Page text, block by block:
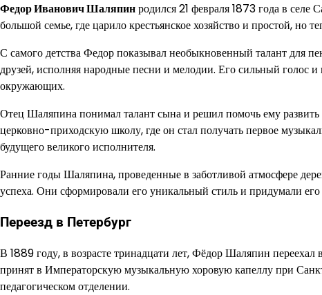
Федор Иванович Шаляпинродился 21 февраля 1873 года в
большой семье, где царило крестьянское хозяйство и простой, но
С самого детства Федор показывал необыкновенный талант для
друзей, исполняя народные песни и мелодии. Его сильный голос
окружающих.
Отец Шаляпина понимал талант сына и решил помочь ему
церковно-приходскую школу, где он стал получать первое
будущего великого исполнителя.
Ранние годы Шаляпина, проведенные в заботливой атмосфере
успеха. Они сформировали его уникальный стиль и придумали
Переезд в Петербург
В 1889 году, в возрасте тринадцати лет, Фёдор Шаляпин
принят в Императорскую музыкальную хоровую капеллу при
педагогическом отделении.